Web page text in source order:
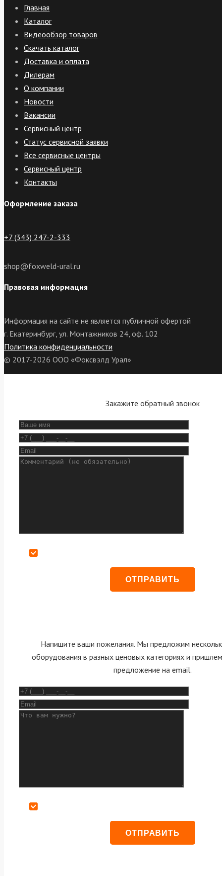
Главная
Каталог
Видеообзор товаров
Скачать каталог
Доставка и оплата
Дилерам
О компании
Новости
Вакансии
Сервисный центр
Статус сервисной заявки
Все сервисные центры
Сервисный центр
Контакты
Оформление заказа
+7 (343) 247-2-333
shop@foxweld-ural.ru
Правовая информация
Информация на сайте не является публичной офертой
г. Екатеринбург, ул. Монтажников 24, оф. 102
Политика конфиденциальности
© 2017-2026 ООО «Фоксвэлд Урал»
Закажите обратный звонок
Напишите ваши пожелания. Мы предложим
оборудования в разных ценовых категориях и
предложение на email.